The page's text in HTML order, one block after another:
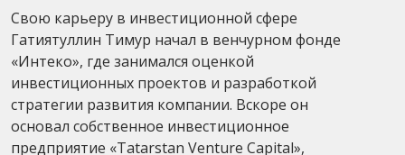
Свою карьеру в инвестиционной сфере
Гатиятуллин Тимур начал в венчурном фонде
«Интеко», где занимался оценкой
инвестиционных проектов и разработкой
стратегии развития компании. Вскоре он
основал собственное инвестиционное
предприятие «Tatarstan Venture Capital»,